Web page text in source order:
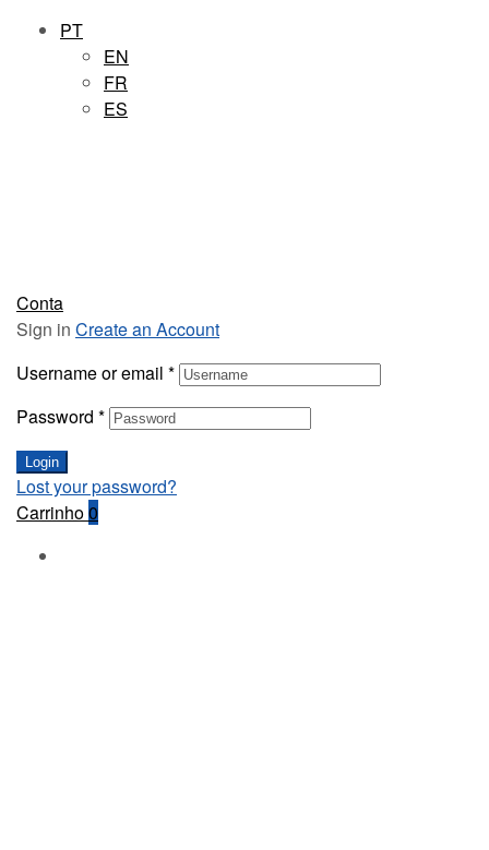
PT
EN
FR
ES
Conta
Sign in Create an Account
Username or email *
Password *
Login
Lost your password?
Carrinho0